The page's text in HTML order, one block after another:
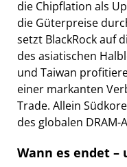
die Chipflation als
die Güterpreise
setzt BlackRock auf
des asiatischen
und Taiwan
einer markanten
Trade. Allein
des globalen DRAM-
Wann es endet